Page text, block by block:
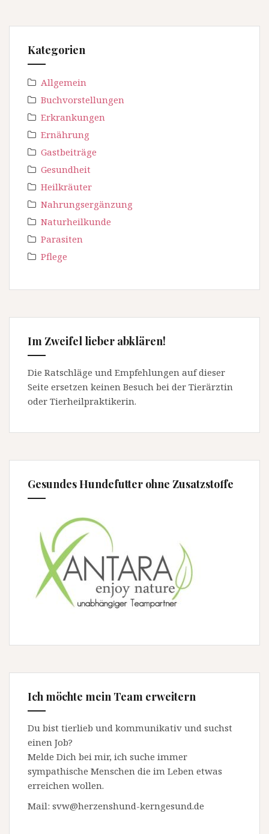
Kategorien
Allgemein
Buchvorstellungen
Erkrankungen
Ernährung
Gastbeiträge
Gesundheit
Heilkräuter
Nahrungsergänzung
Naturheilkunde
Parasiten
Pflege
Im Zweifel lieber abklären!
Die Ratschläge und Empfehlungen auf dieser
Seite ersetzen keinen Besuch bei der Tierärztin
oder Tierheilpraktikerin.
Gesundes Hundefutter ohne Zusatzstoffe
Ich möchte mein Team erweitern
Du bist tierlieb und kommunikativ und suchst
einen Job?
Melde Dich bei mir, ich suche immer
sympathische Menschen die im Leben etwas
erreichen wollen.
Mail: svw@herzenshund-kerngesund.de